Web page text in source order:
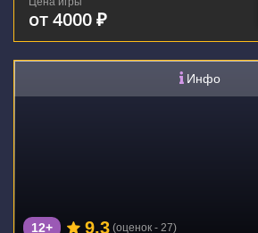
от 4000 ₽
Инфо
12+ 9.3 (оценок - 27)